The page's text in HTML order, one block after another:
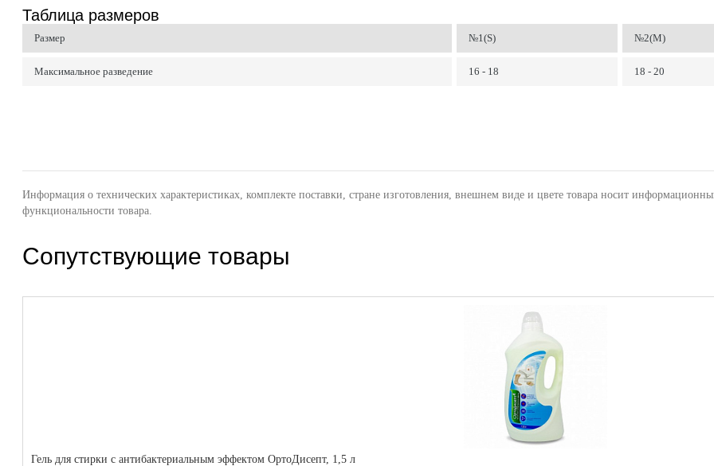
Таблица размеров
Размер №1(S) №2(M)
Максимальное разведение 16 - 18 18 - 20
Информация о технических характеристиках, комплекте поставки, стране изготовления, внешнем виде и цвете товара носит
функциональности товара.
Сопутствующие товары
Гель для стирки с антибактериальным эффектом ОртоДисепт, 1,5 л